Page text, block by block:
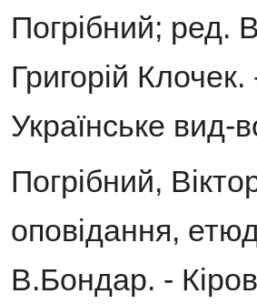
Погрібний; ред.
Григорій
Українське
Погрібний,
оповідання,
В.Бондар. -